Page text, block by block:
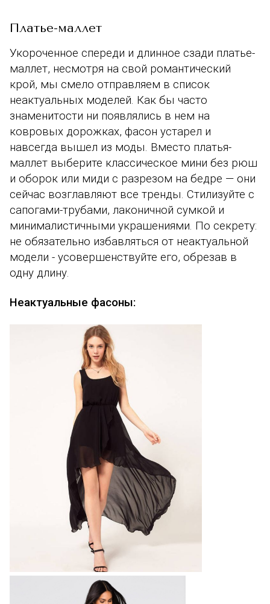
Платье-маллет
Укороченное спереди и длинное сзади платье-
маллет, несмотря на свой романтический
крой, мы смело отправляем в список
неактуальных моделей. Как бы часто
знаменитости ни появлялись в нем на
ковровых дорожках, фасон устарел и
навсегда вышел из моды. Вместо платья-
маллет выберите классическое мини без рюш
и оборок или миди с разрезом на бедре — они
сейчас возглавляют все тренды. Стилизуйте с
сапогами-трубами, лаконичной сумкой и
минималистичными украшениями. По секрету:
не обязательно избавляться от неактуальной
модели - усовершенствуйте его, обрезав в
одну длину.
Неактуальные фасоны: